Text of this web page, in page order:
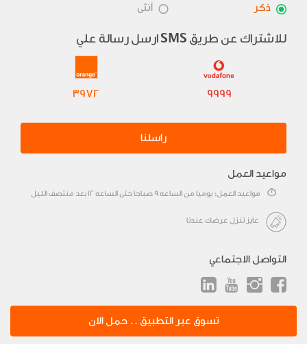
ذكر أنثى
للاشتراك عن طريق SMS ارسل رسالة علي
9999
3972
راسلنا
مواعيد العمل
مواعيد العمل: يوميا من الساعه 9 صباحا حتى الساعه 12 بعد منتصف الليل
عايز تنزل عرضك عندنا
التواصل الاجتماعي
تسوق عبر التطبيق .. حمل الان